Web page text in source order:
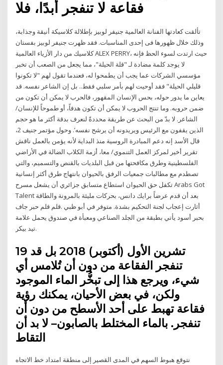
تألقت كعادتها الفنانة العالمية جنيفر لوبيز بإطلالة كلاسيكة أنيقة وجذابة،
وذلك خلال ظهورها فى إحدى المناسبات. فقد ظهرت جنيفر لوبيز بفستان
كلاسيك من دار الأزياء العالمية ALEX PERRY، حيث ارتدت لسوء الحظ فإنه
لا يوجد كلمة مضادة لـ "قلة الحيلة"، مما يجعل من الصعب أن تخبر
مؤسسي الشركات عما يجب أن يطمحوا له، فعندما تقول لهم "لا تكونوا
قليلي الحيلة" فقد أوحيت لهم بأمر سلبي فقط.. بل إن الشاعر نفسه. قد
يعاين ما يدور حوله، بحس الإنسان المقهور، فالحرب لا يمكن أن تكون من
ضمن حروبه. وما تنتج الحروب لا يمكن أن تكون هدفاً، أو طموحاً للإنسان/
الشاعر. لا بدّ من البحث عن طريقة محددةً لنعرف بدقة أكثر ما هو حجم
الذين يقفون مع الرئيس ويريدونه أن يرشح نفسه’. وحول مؤتمر جنيف 2،
قال الأسد إنه دعم المبادرة الروسية منذ البداية لأنه يؤمن بالعمل ناقش
تقرير أخير لمركز العمل التنموي/ معا، أزمة الكلاب الضالة في الأراضي
الفلسطينية وطرق مكافحتها من قبل البلديات بالقنص والتسميم، والتي
تصطدم مع مطالبات جمعيات الرفق بالحيوان بانتهاج طرق أكثر إنسانية
تكفل حق الحيوان استطاع متسابق جزائري أن يشعل مسرح Arabs Got
Talent بعد أن قدم عرضاً برايك دانس، بحركات مليئة بالمرونة والطاقة
أثارت إعجاب لجنة التحكيم بشدة. متوفر في أبو ظبي .قلم قلم حبر جاف
بحبر أسود يأتي بطبقة من الجلد الصناعي ومعبأة في صندوق يحمل علامة
تيد بيكر.
19 تشرين الأول (أكتوبر) 2018 بل قد
تنفجر الفقاعة من دون أن تُلامس أي
شيء، ويرجع هذا إلى تبخُّر الماء الموجود
ولكن، في بعض الأحيان، يمكنك رؤية
فقاعة تهبط على أحد الأسطح من دون أن
تنفجر. بالماء المختلط بالصابون– لا بد أن
التقاط
نتوقع هبوط السهم في المدى القصير إلى منطقة امتداد خط الاتجاه